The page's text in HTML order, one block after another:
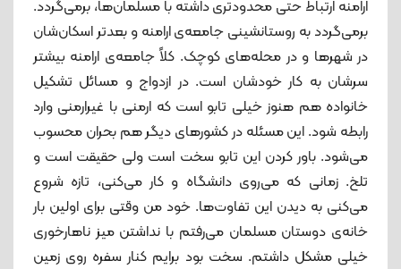
ارامنه ارتباط حتی محدودتری داشته با مسلمان‌ها، برمی‌گردد.
برمی‌گردد به روستانشینی جامعه‌ی ارامنه و بعدتر اسکان‌شان
در شهرها و در محله‌های کوچک. کلاً جامعه‌ی ارامنه بیشتر
سرشان به کار خودشان است. در ازدواج و مسائل تشکیل
خانواده هم هنوز خیلی تابو است که ارمنی‌ با غیرارمنی‌ وارد
رابطه شود. این مسئله در کشورهای دیگر هم بحران محسوب
می‌شود. باور کردن این تابو سخت است ولی حقیقت است و
تلخ. زمانی‌ که می‌روی دانشگاه و کار می‌کنی، تازه شروع
می‌کنی به دیدن این تفاوت‌ها. خود من وقتی برای اولین بار
خانه‌ی دوستان مسلمان می‌رفتم با نداشتن میز ناهارخوری
خیلی مشکل داشتم. سخت بود برایم کنار سفره روی زمین